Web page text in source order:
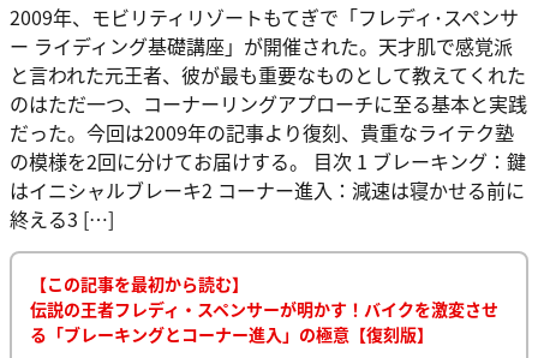
2009年、モビリティリゾートもてぎで「フレディ･スペンサ
ー ライディング基礎講座」が開催された。天才肌で感覚派
と言われた元王者、彼が最も重要なものとして教えてくれた
のはただ一つ、コーナーリングアプローチに至る基本と実践
だった。今回は2009年の記事より復刻、貴重なライテク塾
の模様を2回に分けてお届けする。 目次 1 ブレーキング：鍵
はイニシャルブレーキ2 コーナー進入：減速は寝かせる前に
終える3 […]
【この記事を最初から読む】
伝説の王者フレディ・スペンサーが明かす！バイクを激変させ
る「ブレーキングとコーナー進入」の極意【復刻版】